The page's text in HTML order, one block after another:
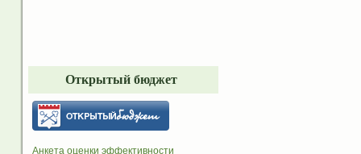
Открытый бюджет
Анкета оценки эффективности